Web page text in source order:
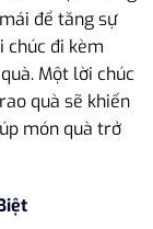
để tăng sự
chúc đi kèm
Một lời chúc
quà sẽ khiến
món quà trở